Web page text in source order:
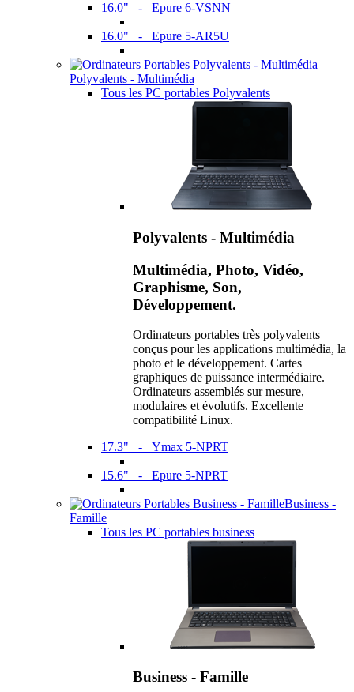
16.0" - Epure 6-VSNN
16.0" - Epure 5-AR5U
Polyvalents - Multimédia
Tous les PC portables Polyvalents
Polyvalents - Multimédia
Multimédia, Photo, Vidéo,
Graphisme, Son,
Développement.
Ordinateurs portables très polyvalents
conçus pour les applications multimédia, la
photo et le développement. Cartes
graphiques de puissance intermédiaire.
Ordinateurs assemblés sur mesure,
modulaires et évolutifs. Excellente
compatibilité Linux.
17.3" - Ymax 5-NPRT
15.6" - Epure 5-NPRT
Business -
Famille
Tous les PC portables business
Business - Famille